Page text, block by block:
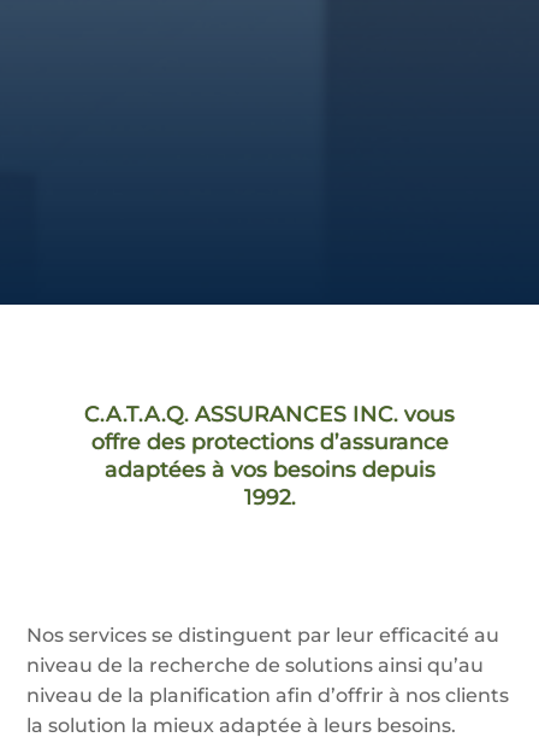
C.A.T.A.Q. ASSURANCES INC. vous
offre des protections d’assurance
adaptées à vos besoins depuis
1992.
Nos services se distinguent par leur efficacité au
niveau de la recherche de solutions ainsi qu’au
niveau de la planification afin d’offrir à nos clients
la solution la mieux adaptée à leurs besoins.